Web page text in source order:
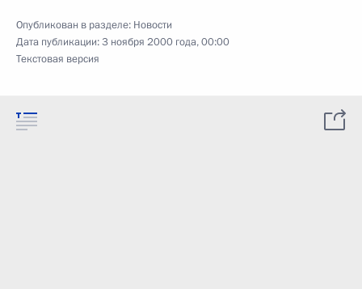
Опубликован в разделе: Новости
Дата публикации:3 ноября 2000 года, 00:00
Текстовая версия